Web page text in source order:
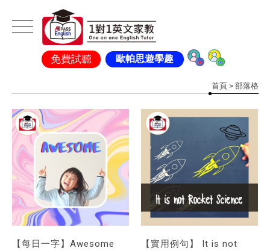
免費試聽 歐帕思遊學趣
首頁 > 部落格
【每日一字】Awesome
【實用例句】 It is not